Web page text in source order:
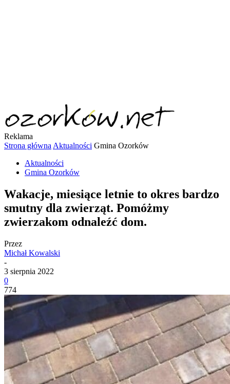
Reklama
Strona główna Aktualności Gmina Ozorków
Aktualności
Gmina Ozorków
Wakacje, miesiące letnie to okres bardzo
smutny dla zwierząt. Pomóżmy
zwierzakom odnaleźć dom.
Przez
Michał Kowalski
-
3 sierpnia 2022
0
774